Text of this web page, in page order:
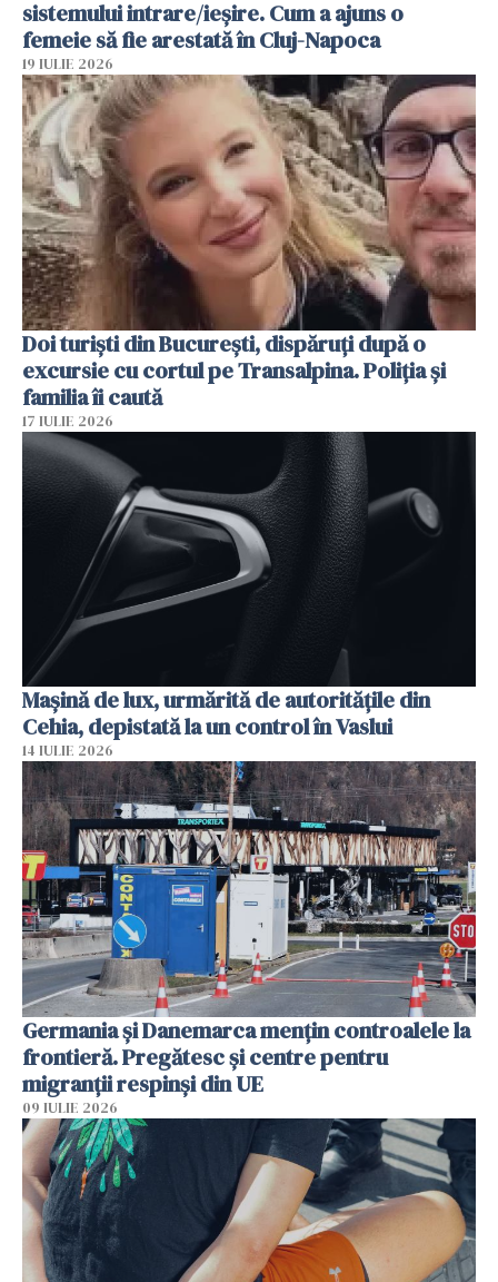
sistemului intrare/ieșire. Cum a ajuns o
femeie să fie arestată în Cluj-Napoca
19 IULIE 2026
Doi turiști din București, dispăruți după o
excursie cu cortul pe Transalpina. Poliția și
familia îi caută
17 IULIE 2026
Mașină de lux, urmărită de autoritățile din
Cehia, depistată la un control în Vaslui
14 IULIE 2026
Germania și Danemarca mențin controalele la
frontieră. Pregătesc și centre pentru
migranții respinși din UE
09 IULIE 2026